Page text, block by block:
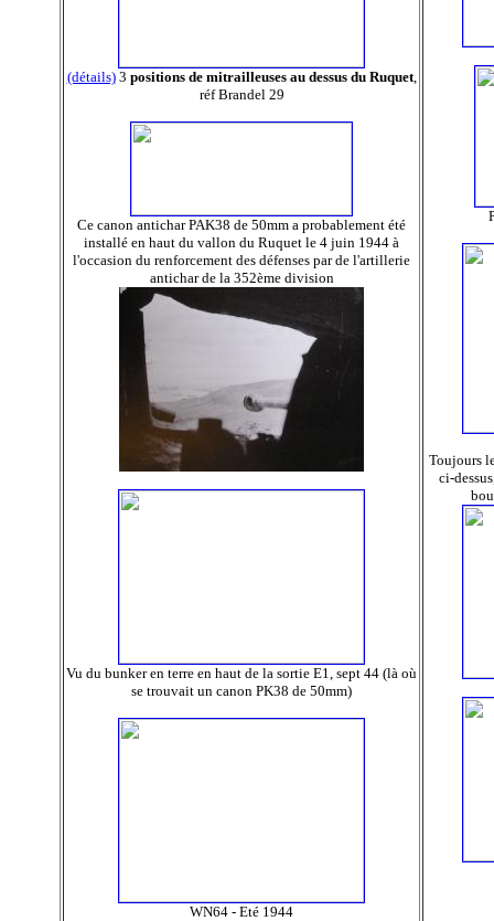
(détails)3 positions de mitrailleuses au dessus du Ruquet,
réf Brandel 29
Ce canon antichar PAK38 de 50mm a probablement été
installé en haut du vallon du Ruquet le 4 juin 1944 à
l'occasion du renforcement des défenses par de l'artillerie
antichar de la 352ème division
Vu du bunker en terre en haut de la sortie E1, sept 44 (là où
se trouvait un canon PK38 de 50mm)
WN64 - Eté 1944
Toujours
ci-